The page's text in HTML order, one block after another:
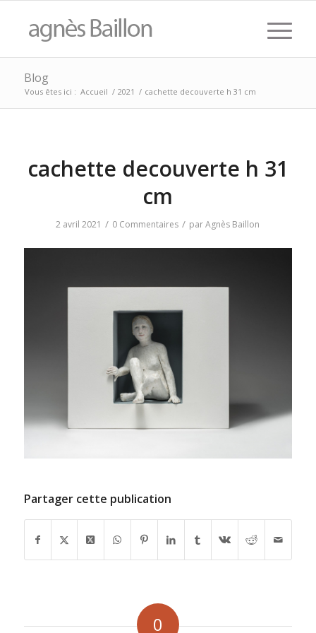
Blog
Vous êtes ici : Accueil / 2021 / cachette decouverte h 31 cm
cachette decouverte h 31
cm
2 avril 2021 / 0 Commentaires / parAgnès Baillon
Partager cette publication
0